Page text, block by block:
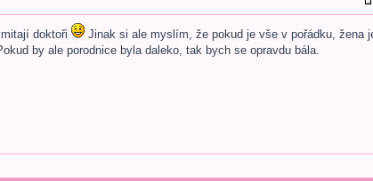
doktoři
Jinak si ale myslím, že pokud je vše v pořádku, žena
by ale porodnice byla daleko, tak bych se opravdu bála.